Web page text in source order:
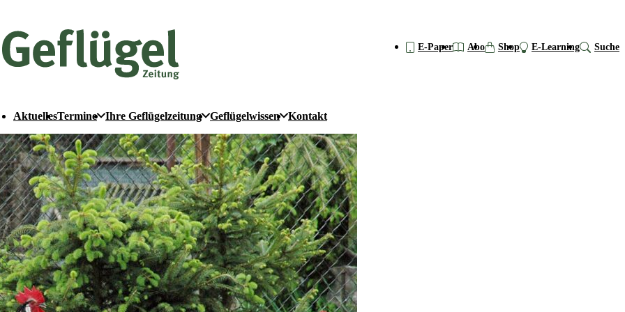
AktuellesTermine Ihre Geflügelzeitung Geflügelwissen Kontakt
E-Paper Abo Shop E-Learning Suche